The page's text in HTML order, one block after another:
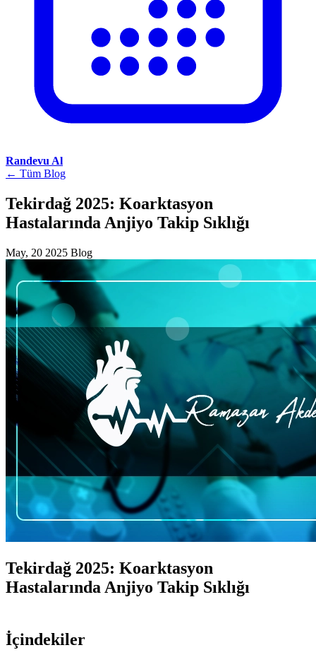
Randevu Al
← Tüm Blog
Tekirdağ 2025: Koarktasyon
Hastalarında Anjiyo Takip Sıklığı
May, 20 2025 Blog
Tekirdağ 2025: Koarktasyon
Hastalarında Anjiyo Takip Sıklığı
İçindekiler